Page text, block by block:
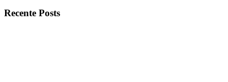
Recente Posts